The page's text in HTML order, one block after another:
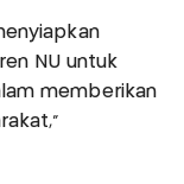
NU untuk
memberikan